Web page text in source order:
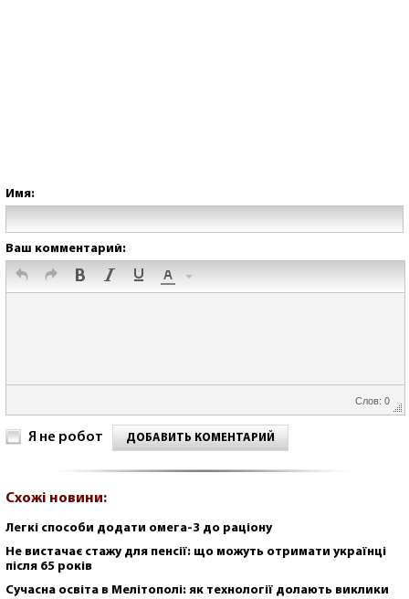
Имя:
Ваш комментарий:
Слов: 0
Я не робот ДОБАВИТЬ КОМЕНТАРИЙ
Схожі новини:
Легкі способи додати омега-3 до раціону
Не вистачає стажу для пенсії: що можуть отримати українці
після 65 років
Сучасна освіта в Мелітополі: як технології долають виклики